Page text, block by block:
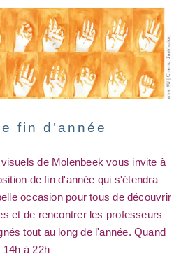
fin d’année
de Molenbeek vous invite à
de fin d'année qui s'étendra
occasion pour tous de découvrir
et de rencontrer les professeurs
tout au long de l'année. Quand
14h à 22h